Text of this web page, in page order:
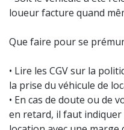
loueur facture quand
Que faire pour se
• Lire les CGV sur la
la prise du véhicule de
• En cas de doute ou
en retard, il faut indiquer